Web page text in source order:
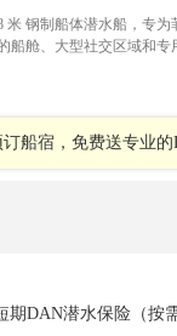
米 钢制船体潜水船，专
船舱、大型社交区域和专
订船宿，免费送专业
期DAN潜水保险（按